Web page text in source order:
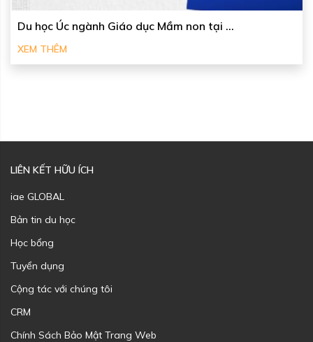
Du học Úc ngành Giáo dục Mầm non tại ...
XEM THÊM
LIÊN KẾT HỮU ÍCH
iae GLOBAL
Bản tin du học
Học bổng
Tuyển dụng
Cộng tác với chúng tôi
CRM
Chính Sách Bảo Mật Trang Web